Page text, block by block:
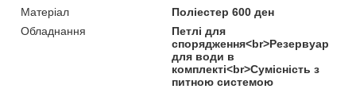
Матеріал
Поліестер 600 ден
Обладнання
Петлі для
спорядження<br>Резервуар
для води в
комплекті<br>Сумісність з
питною системою